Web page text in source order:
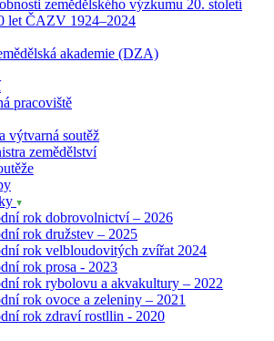
zemědělského výzkumu 20. století
let ČAZV 1924–2024
akademie (DZA)
pracoviště
výtvarná soutěž
zemědělství
rok dobrovolnictví – 2026
rok družstev – 2025
rok velbloudovitých zvířat 2024
rok prosa - 2023
rok rybolovu a akvakultury – 2022
rok ovoce a zeleniny – 2021
rok zdraví rostllin - 2020